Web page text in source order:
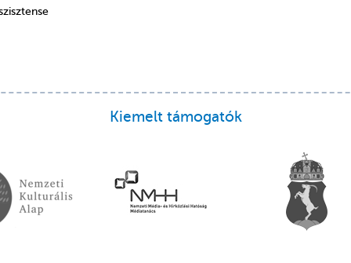
Kiemelt támogatók